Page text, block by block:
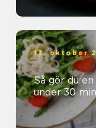
13. oktober
Så gör du
under 30